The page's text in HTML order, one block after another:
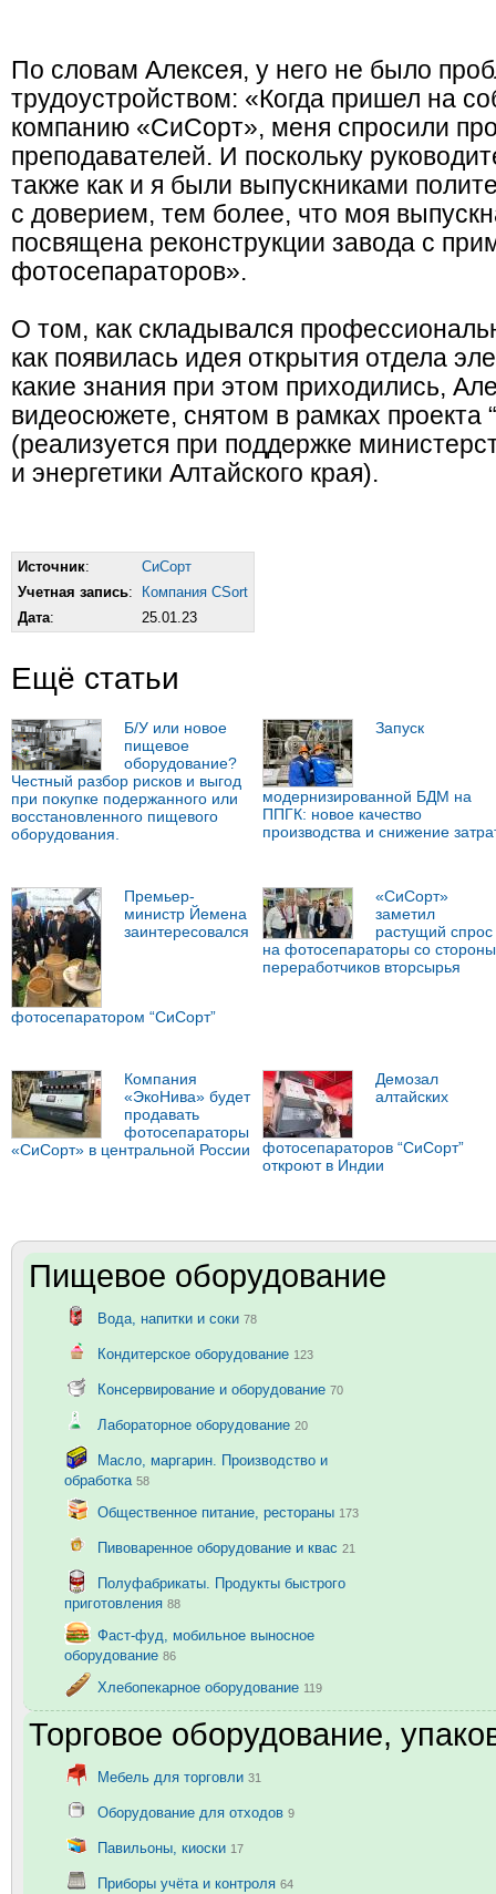
По словам Алексея, у него не было
трудоустройством: «Когда пришел на
компанию «СиСорт», меня спросили
преподавателей. И поскольку
также как и я были выпускниками
с доверием, тем более, что моя
посвящена реконструкции завода с
фотосепараторов».
О том, как складывался
как появилась идея открытия отдела
какие знания при этом приходились,
видеосюжете, снятом в рамках проекта
(реализуется при поддержке
и энергетики Алтайского края).
Источник:
СиСорт
Учетная запись:
Компания CSort
Дата: 25.01.23
Ещё статьи
Б/У или новое
пищевое
оборудование?
Честный разбор рисков и выгод
при покупке подержанного или
восстановленного пищевого
оборудования.
Запуск
модернизированной БДМ на
ППГК: новое качество
производства и снижение
Премьер-
министр Йемена
заинтересовался
фотосепаратором “СиСорт”
«СиСорт»
заметил
растущий спрос
на фотосепараторы со стороны
переработчиков вторсырья
Компания
«ЭкоНива» будет
продавать
фотосепараторы
«СиСорт» в центральной России
Демозал
алтайских
фотосепараторов “СиСорт”
откроют в Индии
Пищевое оборудование
Вода, напитки и соки 78
Кондитерское оборудование 123
Консервирование и оборудование 70
Лабораторное оборудование 20
Масло, маргарин. Производство и
обработка 58
Общественное питание, рестораны 173
Пивоваренное оборудование и квас 21
Полуфабрикаты. Продукты быстрого
приготовления 88
Фаст-фуд, мобильное выносное
оборудование 86
Хлебопекарное оборудование 119
Торговое оборудование,
Мебель для торговли 31
Оборудование для отходов 9
Павильоны, киоски 17
Приборы учёта и контроля 64